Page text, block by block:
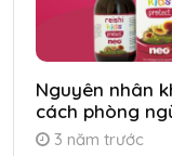
Nguyên nhân
cách phòng
3 năm trước